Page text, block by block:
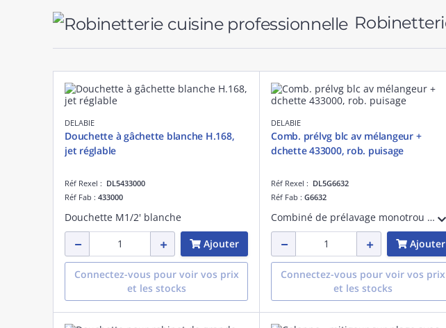
DELABIE
Douchette à gâchette blanche H.168,
jet réglable
Réf Rexel : DL5433000
Réf Fab : 433000
Douchette M1/2' blanche
Ajouter
Connectez-vous pour voir vos prix
et les stocks
DELABIE
Comb. prélvg blc av mélangeur +
dchette 433000, rob. puisage
Réf Rexel : DL5G6632
Réf Fab : G6632
Combiné de prélavage monotrou avec mélangeur
Ajouter
Connectez-vous pour voir vos prix
et les stocks